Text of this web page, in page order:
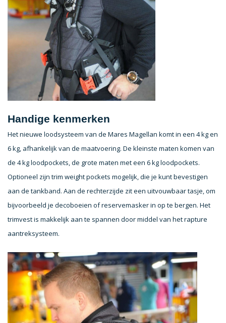
Handige kenmerken
Het nieuwe loodsysteem van de Mares Magellan komt in een 4 kg en
6 kg, afhankelijk van de maatvoering. De kleinste maten komen van
de 4 kg loodpockets, de grote maten met een 6 kg loodpockets.
Optioneel zijn trim weight pockets mogelijk, die je kunt bevestigen
aan de tankband. Aan de rechterzijde zit een uitvouwbaar tasje, om
bijvoorbeeld je decoboeien of reservemasker in op te bergen. Het
trimvest is makkelijk aan te spannen door middel van het rapture
aantreksysteem.